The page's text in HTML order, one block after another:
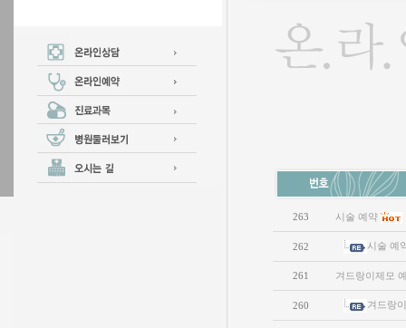
263 시술 예약
262 시술 예
261 겨드랑이제모
260 겨드랑